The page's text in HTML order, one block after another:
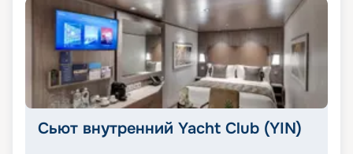
Сьют внутренний Yacht Club (YIN)